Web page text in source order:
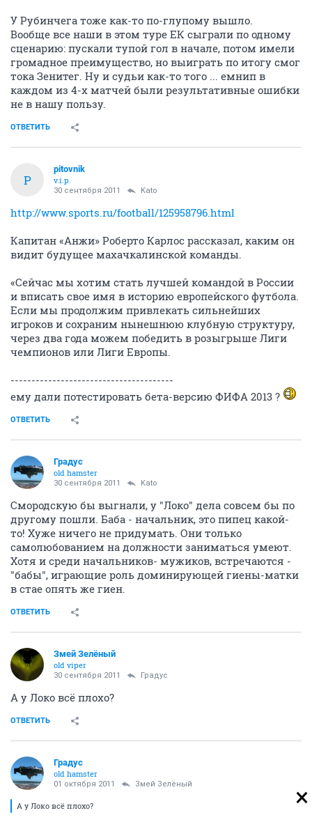
У Рубинчега тоже как-то по-глупому вышло.
Вообще все наши в этом туре ЕК сыграли по одному
сценарию: пускали тупой гол в начале, потом имели
громадное преимущество, но выиграть по итогу смог
тока Зенитег. Ну и судьи как-то того ... емнип в
каждом из 4-х матчей были результативные ошибки
не в нашу пользу.
ОТВЕТИТЬ
P
pitovnik
v.i.p.
30 сентября 2011 Kato
http://www.sports.ru/football/125958796.html
Капитан «Анжи» Роберто Карлос рассказал, каким он
видит будущее махачкалинской команды.
«Сейчас мы хотим стать лучшей командой в России
и вписать свое имя в историю европейского футбола.
Если мы продолжим привлекать сильнейших
игроков и сохраним нынешнюю клубную структуру,
через два года можем победить в розыгрыше Лиги
чемпионов или Лиги Европы.
---------------------------------------
ему дали потестировать бета-версию ФИФА 2013 ?
ОТВЕТИТЬ
Градус
old hamster
30 сентября 2011 Kato
Смородскую бы выгнали, у "Локо" дела совсем бы по
другому пошли. Баба - начальник, это пипец какой-
то! Хуже ничего не придумать. Они только
самолюбованием на должности заниматься умеют.
Хотя и среди начальников- мужиков, встречаются -
"бабы", играющие роль доминирующей гиены-матки
в стае опять же гиен.
ОТВЕТИТЬ
Змей Зелёный
old viper
30 сентября 2011 Градус
А у Локо всё плохо?
ОТВЕТИТЬ
Градус
old hamster
01 октября 2011 Змей Зелёный
А у Локо всё плохо?